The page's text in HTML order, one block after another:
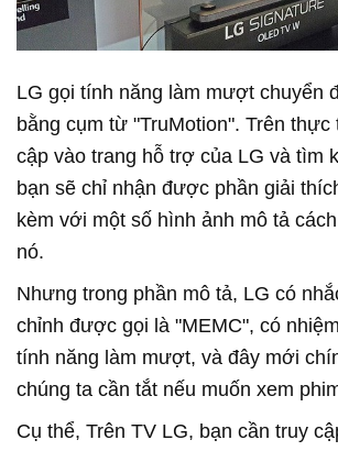
LG gọi tính năng làm mượt chuyển
bằng cụm từ "TruMotion". Trên thực
cập vào trang hỗ trợ của LG và tìm
bạn sẽ chỉ nhận được phần giải
kèm với một số hình ảnh mô tả
nó.
Nhưng trong phần mô tả, LG có
chỉnh được gọi là "MEMC", có
tính năng làm mượt, và đây mới
chúng ta cần tắt nếu muốn xem
Cụ thể, Trên TV LG, bạn cần truy